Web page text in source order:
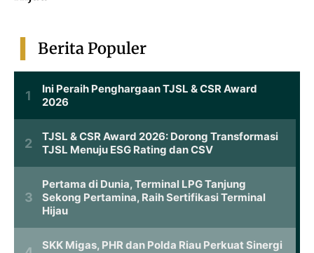
Berita Populer